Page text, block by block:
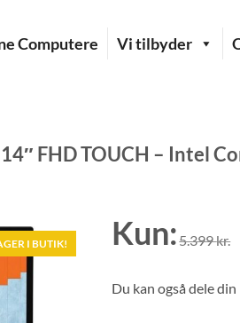
Computere Vi tilbyder
FHD TOUCH – Intel
I BUTIK! Kun:5.399kr.
Du kan også dele